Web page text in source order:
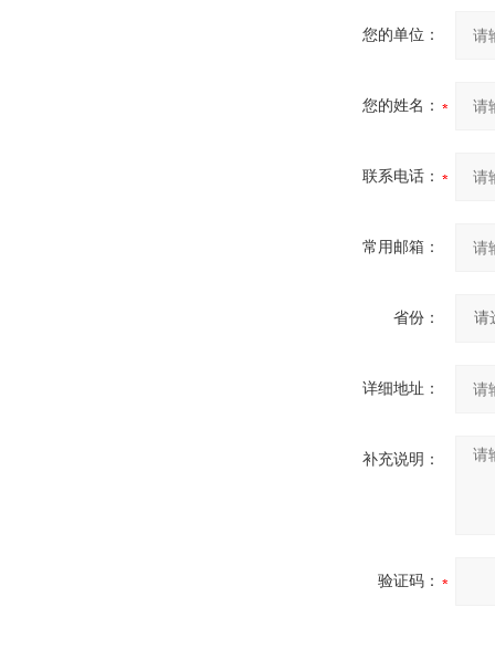
您的单位：
您的姓名：
联系电话：
常用邮箱：
省份：
详细地址：
补充说明：
验证码：